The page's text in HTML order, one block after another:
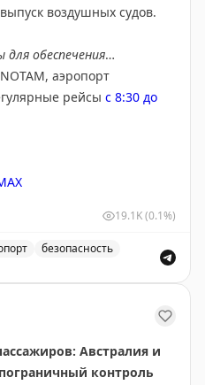
воздушных судов.
для обеспечения
аэропорт
рейсы с 8:30 до
19.1K(0.1%)
безопасность
Австралия и
контроль